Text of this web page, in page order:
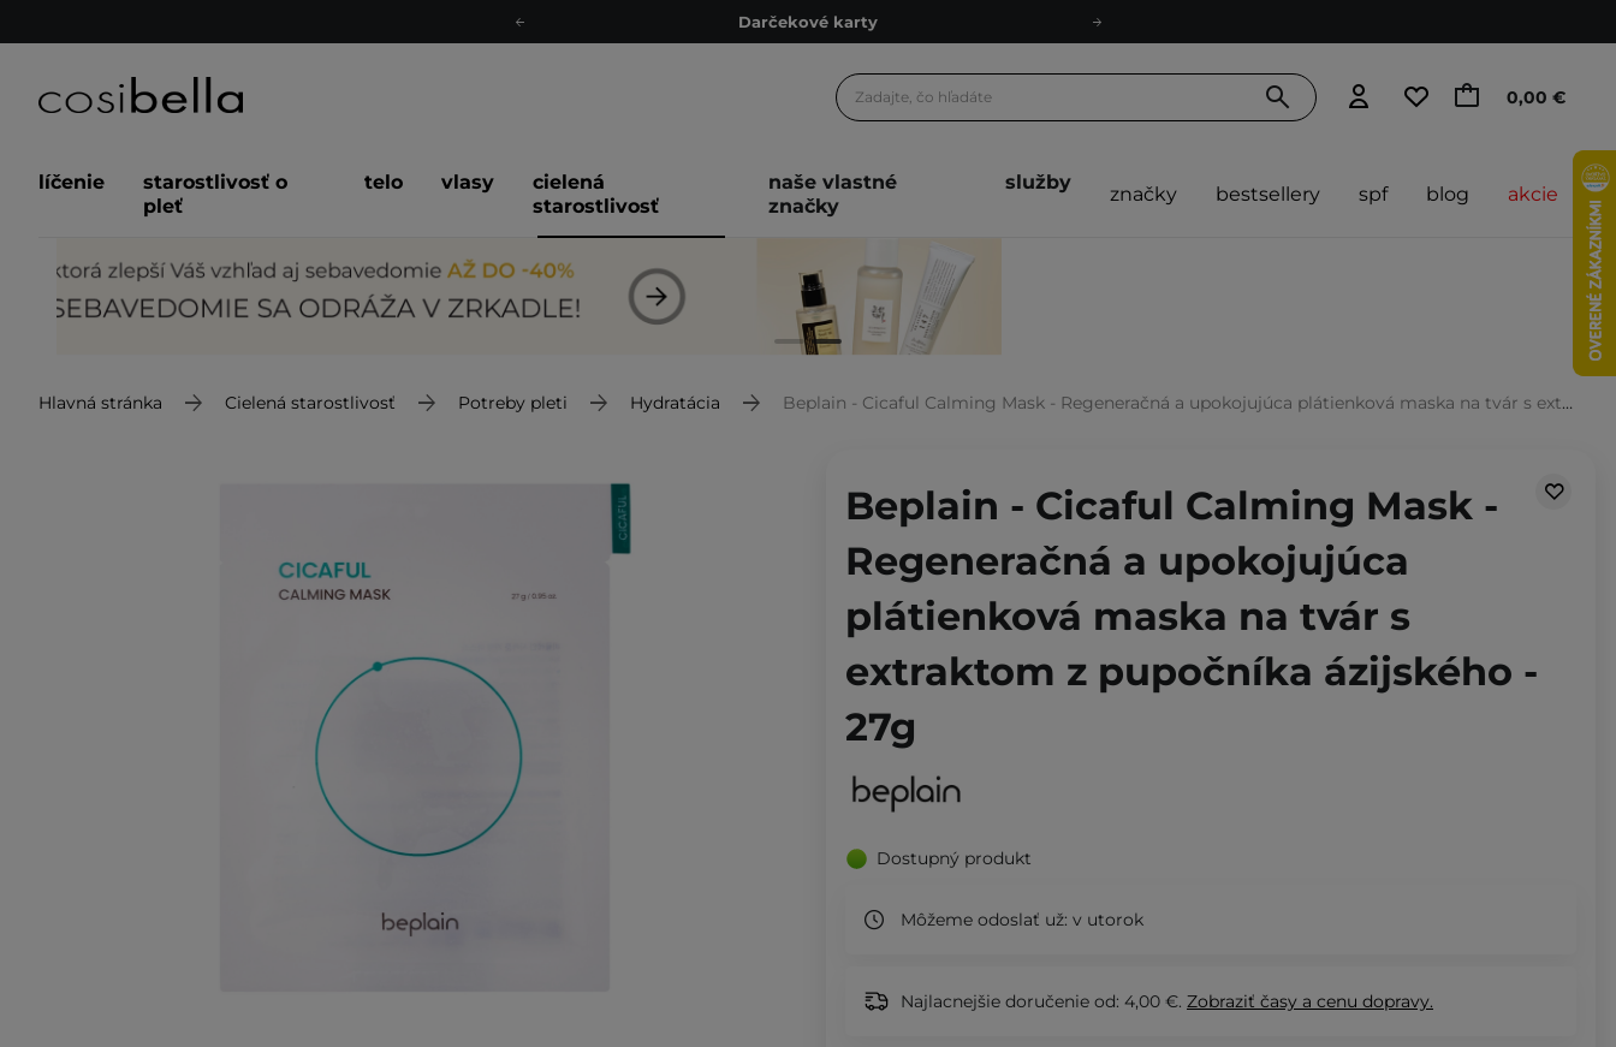
Darčekové karty
Odmeňovací program
Darčekové karty
Ekologické balenie
0,00 €
líčenie
starostlivosť o
pleť
telo vlasy
cielená
starostlivosť
naše vlastné
značky
služby
značky bestsellery spf blog akcie
Hlavná stránka Cielená starostlivosť Potreby pleti Hydratácia Beplain - Cicaful Calming Mask - Regeneračná a upokojujúca plátienková maska na tvár s extraktom z pupočníka ázijského - 27g
Beplain - Cicaful Calming Mask -
Regeneračná a upokojujúca
plátienková maska na tvár s
extraktom z pupočníka ázijského -
27g
Dostupný produkt
Môžeme odoslať už: v utorok
Najlacnejšie doručenie od: 4,00 €. Zobraziť časy a cenu dopravy.